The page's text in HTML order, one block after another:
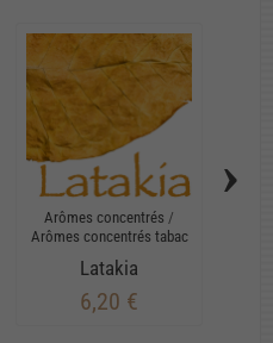
Arômes concentrés /
Arômes concentrés tabac
Latakia
6,20 €
›